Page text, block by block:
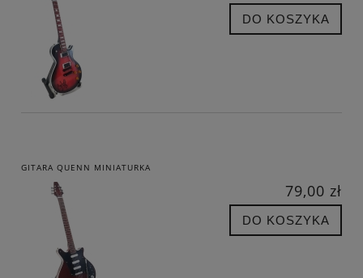
DO KOSZYKA
GITARA QUENN MINIATURKA
79,00 zł
DO KOSZYKA